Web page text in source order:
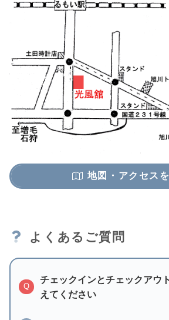
地図・アクセス
よくあるご質問
Q
チェックインとチェックアウ
えてください